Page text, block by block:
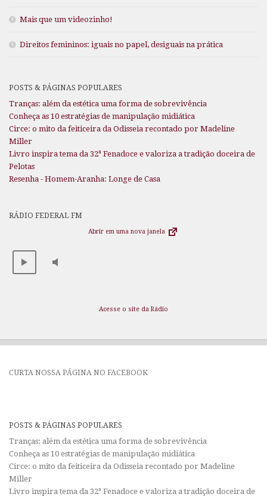
Mais que um videozinho!
Direitos femininos: iguais no papel, desiguais na prática
POSTS & PÁGINAS POPULARES
Tranças: além da estética uma forma de sobrevivência
Conheça as 10 estratégias de manipulação midiática
Circe: o mito da feiticeira da Odisseia recontado por Madeline
Miller
Livro inspira tema da 32ª Fenadoce e valoriza a tradição doceira de
Pelotas
Resenha - Homem-Aranha: Longe de Casa
RÁDIO FEDERAL FM
Abrir em uma nova janela
Acesse o site da Rádio
CURTA NOSSA PÁGINA NO FACEBOOK
POSTS & PÁGINAS POPULARES
Tranças: além da estética uma forma de sobrevivência
Conheça as 10 estratégias de manipulação midiática
Circe: o mito da feiticeira da Odisseia recontado por Madeline
Miller
Livro inspira tema da 32ª Fenadoce e valoriza a tradição doceira de